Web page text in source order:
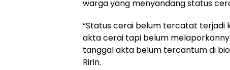
warga yang menyandang status
“Status cerai belum tercatat terjadi
akta cerai tapi belum
tanggal akta belum tercantum di
Ririn.